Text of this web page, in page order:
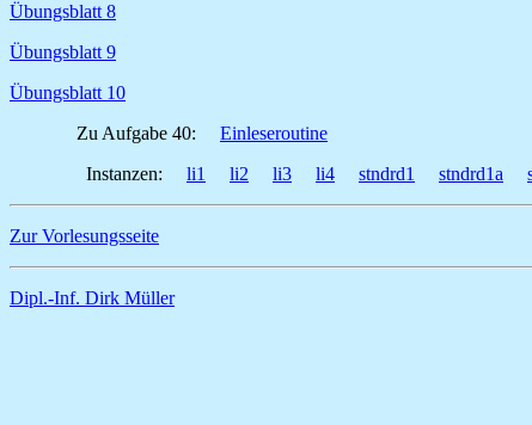
Übungsblatt 8
Übungsblatt 9
Übungsblatt 10
Zu Aufgabe 40: Einleseroutine
Instanzen: li1 li2 li3 li4 stndrd1 stndrd1a
Zur Vorlesungsseite
Dipl.-Inf. Dirk Müller